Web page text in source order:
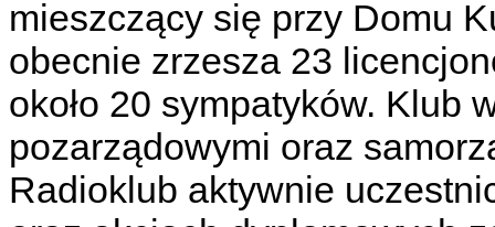
mieszczący się przy Domu
obecnie zrzesza 23
około 20 sympatyków. Klub
pozarządowymi oraz
Radioklub aktywnie